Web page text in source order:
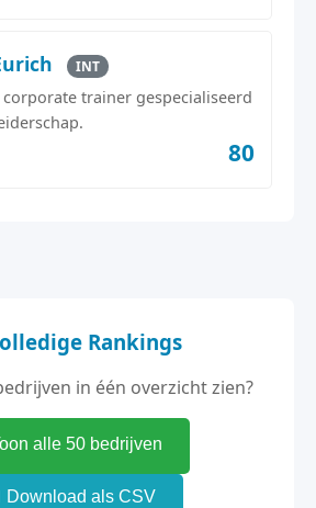
INT
trainer gespecialiseerd
80
Rankings
in één overzicht zien?
alle 50 bedrijven
Download als CSV